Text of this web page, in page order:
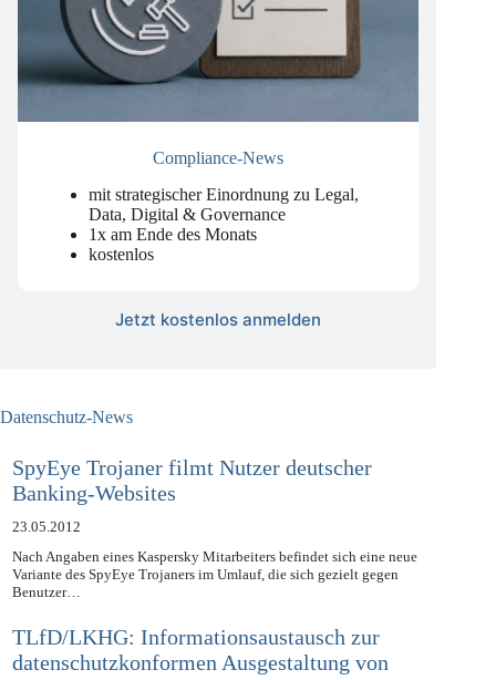
mit strategischer Einordnung zu Legal,
Data, Digital & Governance
1x am Ende des Monats
SpyEye Trojaner filmt Nutzer deutscher
Banking-Websites
23.05.2012
Nach Angaben eines Kaspersky Mitarbeiters befindet sich eine neue
Variante des SpyEye Trojaners im Umlauf, die sich gezielt gegen
TLfD/LKHG: Informationsaustausch zur